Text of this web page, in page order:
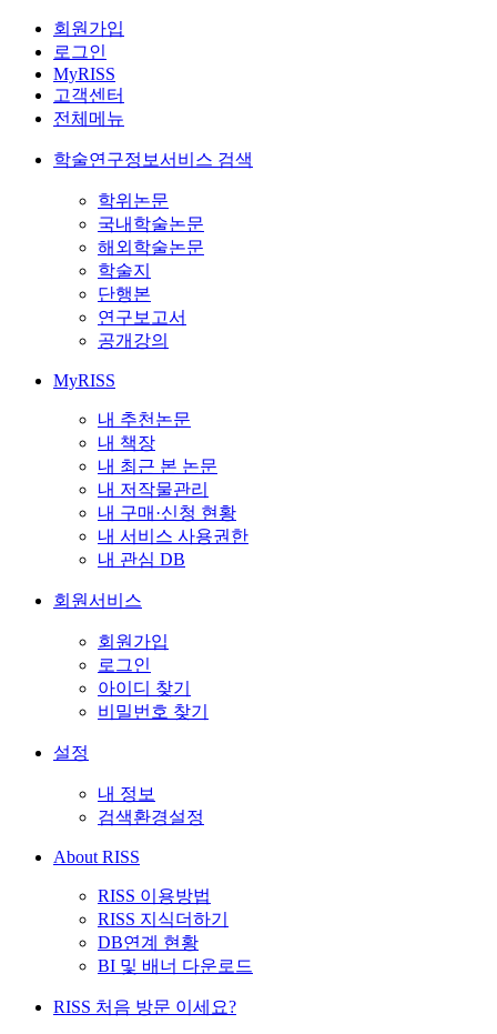
회원가입
로그인
MyRISS
고객센터
전체메뉴
학술연구정보서비스 검색
학위논문
국내학술논문
해외학술논문
학술지
단행본
연구보고서
공개강의
MyRISS
내 추천논문
내 책장
내 최근 본 논문
내 저작물관리
내 구매·신청 현황
내 서비스 사용권한
내 관심 DB
회원서비스
회원가입
로그인
아이디 찾기
비밀번호 찾기
설정
내 정보
검색환경설정
About RISS
RISS 이용방법
RISS 지식더하기
DB연계 현황
BI 및 배너 다운로드
RISS 처음 방문 이세요?